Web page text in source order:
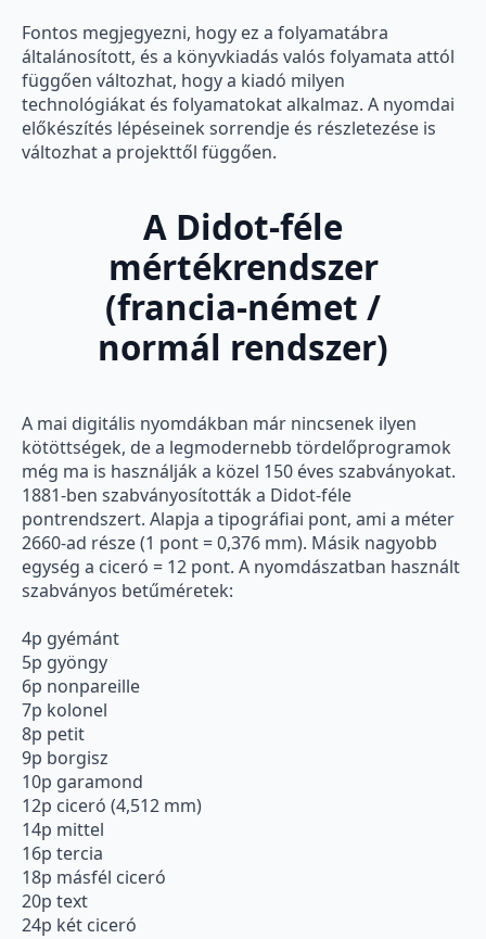
Fontos megjegyezni, hogy ez a folyamatábra
általánosított, és a könyvkiadás valós folyamata attól
függően változhat, hogy a kiadó milyen
technológiákat és folyamatokat alkalmaz. A nyomdai
előkészítés lépéseinek sorrendje és részletezése is
változhat a projekttől függően.
A Didot-féle
mértékrendszer
(francia-német /
normál rendszer)
A mai digitális nyomdákban már nincsenek ilyen
kötöttségek, de a legmodernebb tördelőprogramok
még ma is használják a közel 150 éves szabványokat.
1881-ben szabványosították a Didot-féle
pontrendszert. Alapja a tipográfiai pont, ami a méter
2660-ad része (1 pont = 0,376 mm). Másik nagyobb
egység a ciceró = 12 pont. A nyomdászatban használt
szabványos betűméretek:
4p gyémánt
5p gyöngy
6p nonpareille
7p kolonel
8p petit
9p borgisz
10p garamond
12p ciceró (4,512 mm)
14p mittel
16p tercia
18p másfél ciceró
20p text
24p két ciceró